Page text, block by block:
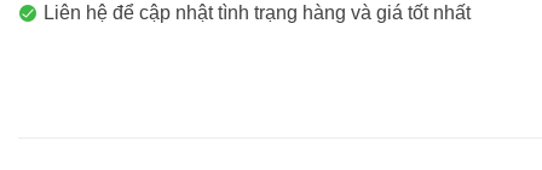
Liên hệ để cập nhật tình trạng hàng và giá tốt nhất